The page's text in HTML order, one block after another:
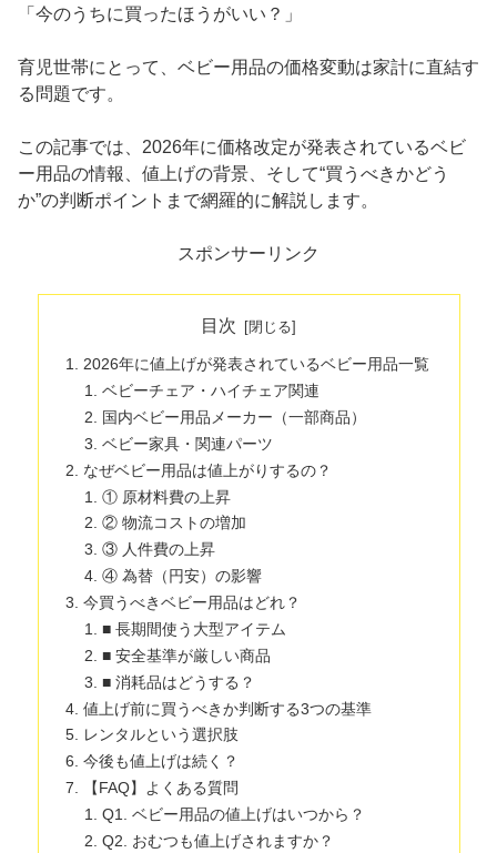
「今のうちに買ったほうがいい？」
育児世帯にとって、ベビー用品の価格変動は家計に直結す
る問題です。
この記事では、2026年に価格改定が発表されているベビ
ー用品の情報、値上げの背景、そして“買うべきかどう
か”の判断ポイントまで網羅的に解説します。
スポンサーリンク
目次
2026年に値上げが発表されているベビー用品一覧
ベビーチェア・ハイチェア関連
国内ベビー用品メーカー（一部商品）
ベビー家具・関連パーツ
なぜベビー用品は値上がりするの？
① 原材料費の上昇
② 物流コストの増加
③ 人件費の上昇
④ 為替（円安）の影響
今買うべきベビー用品はどれ？
■ 長期間使う大型アイテム
■ 安全基準が厳しい商品
■ 消耗品はどうする？
値上げ前に買うべきか判断する3つの基準
レンタルという選択肢
今後も値上げは続く？
【FAQ】よくある質問
Q1. ベビー用品の値上げはいつから？
Q2. おむつも値上げされますか？